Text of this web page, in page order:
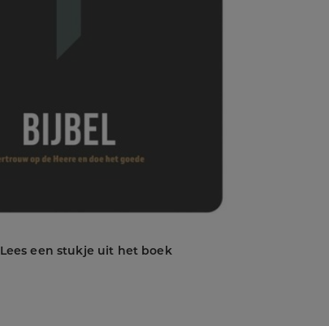
Lees een stukje uit het boek